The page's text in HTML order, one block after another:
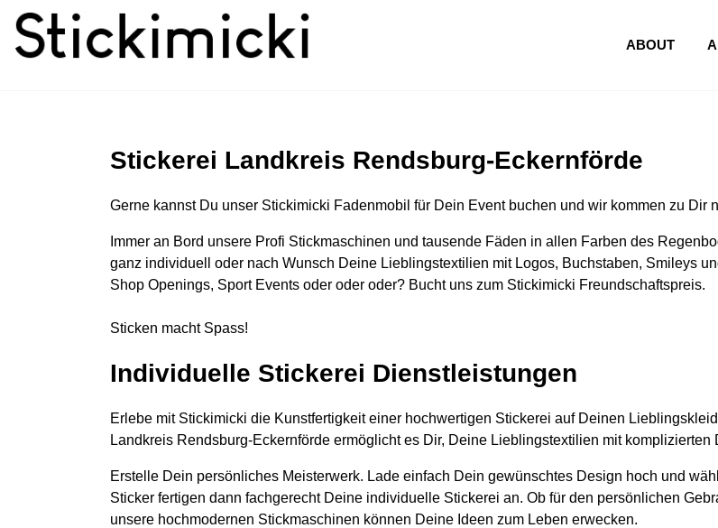
ABOUT
Stickerei Landkreis Rendsburg-Eckernförde
Gerne kannst Du unser Stickimicki Fadenmobil für Dein Event buchen und wir kommen zu Dir
Immer an Bord unsere Profi Stickmaschinen und tausende Fäden in allen Farben des
ganz individuell oder nach Wunsch Deine Lieblingstextilien mit Logos, Buchstaben, Smileys
Shop Openings, Sport Events oder oder oder? Bucht uns zum Stickimicki Freundschaftspreis.
Sticken macht Spass!
Individuelle Stickerei Dienstleistungen
Erlebe mit Stickimicki die Kunstfertigkeit einer hochwertigen Stickerei auf Deinen
Landkreis Rendsburg-Eckernförde ermöglicht es Dir, Deine Lieblingstextilien mit
Erstelle Dein persönliches Meisterwerk. Lade einfach Dein gewünschtes Design hoch und
Sticker fertigen dann fachgerecht Deine individuelle Stickerei an. Ob für den persönlichen
unsere hochmodernen Stickmaschinen können Deine Ideen zum Leben erwecken.